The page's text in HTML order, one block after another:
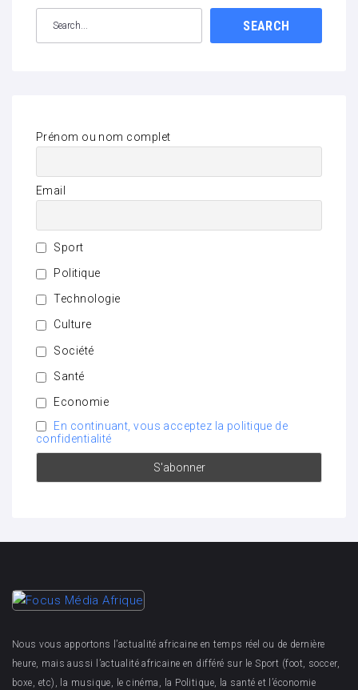
SEARCH
Prénom ou nom complet
Email
Sport
Politique
Technologie
Culture
Société
Santé
Economie
En continuant, vous acceptez la politique de
confidentialité
Nous vous apportons l’actualité africaine en temps réel ou de dernière
heure, mais aussi l’actualité africaine en différé sur le Sport (foot, soccer,
boxe, etc), la musique, le cinéma, la Politique, la santé et l’économie